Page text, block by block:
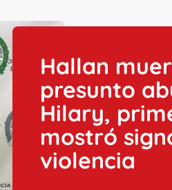
Hallan
presunto
Hilary,
mostró
violencia